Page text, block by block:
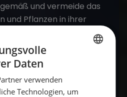
und vermeide das
und Pflanzen in ihrer
wie zum Beispiel auf
Törn.
Gemeinschaften:
nachhaltigen Projekten
Initiativen, die sich
Daten
verwenden
Technologien, um